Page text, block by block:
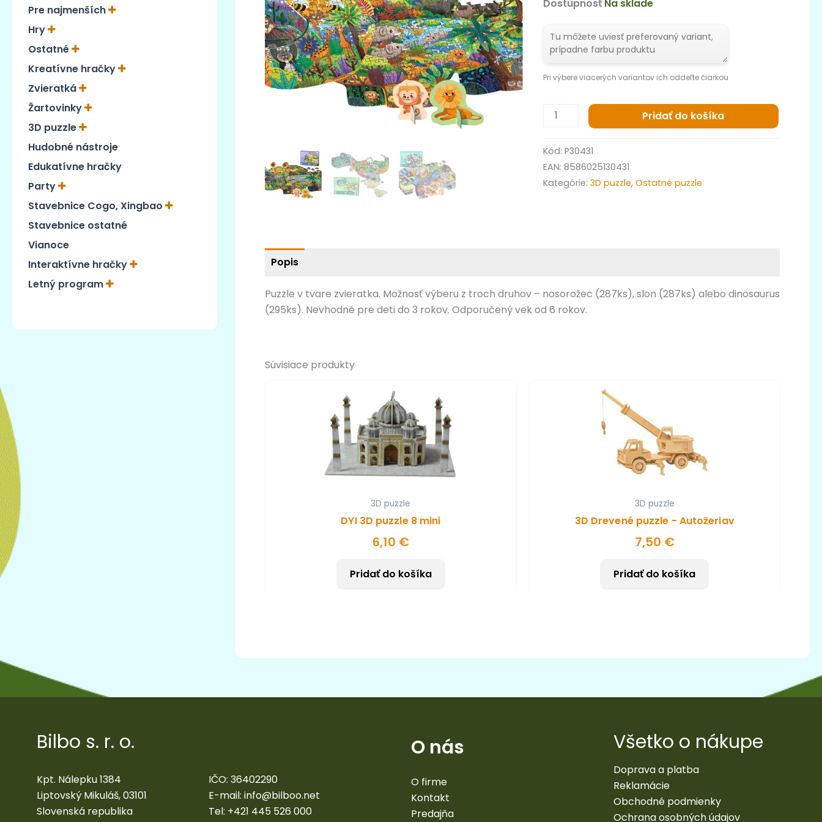
Pre najmenších
Hry
Ostatné
Kreatívne hračky
Zvieratká
Žartovinky
3D puzzle
Hudobné nástroje
Edukatívne hračky
Party
Stavebnice Cogo, Xingbao
Stavebnice ostatné
Vianoce
Interaktívne hračky
Letný program
Dostupnosť Na sklade
Pri výbere viacerých variantov ich oddeľte čiarkou
Pridať do košíka
Kód:P30431
EAN:8586025130431
Kategórie:3D puzzle,Ostatné puzzle
Popis
Puzzle v tvare zvieratka. Možnosť výberu z troch druhov – nosorožec (287ks), slon (287ks) alebo dinosaurus
(295ks). Nevhodné pre deti do 3 rokov. Odporučený vek od 6 rokov.
Súvisiace produkty
3D puzzle
DYI 3D puzzle 8 mini
6,10 €
Pridať do košíka
3D puzzle
3D Drevené puzzle - Autožeriav
7,50 €
Pridať do košíka
Bilbo s. r. o.
Kpt. Nálepku 1384
Liptovský Mikuláš, 03101
Slovenská republika
IČO: 36402290
E-mail: info@bilboo.net
Tel: +421 445 526 000
O nás
O firme
Kontakt
Predajňa
Všetko o nákupe
Doprava a platba
Reklamácie
Obchodné podmienky
Ochrana osobných údajov